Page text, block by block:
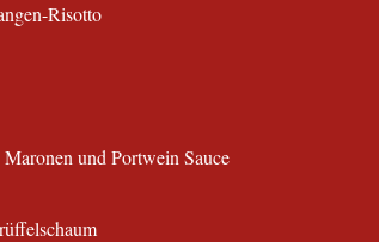
Risotto
und Portwein Sauce